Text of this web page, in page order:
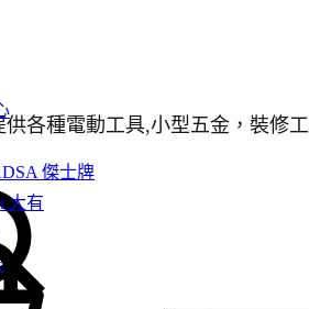
供各種電動工具,小型五金，裝修
傑士牌
大有